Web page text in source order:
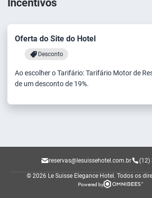
Incentivos
Oferta do Site do Hotel
Desconto
Ao escolher o Tarifário: Tarifário Motor de
de um desconto de 19%.
reservas@lesuissehotel.com.br (12)
© 2026 Le Suisse Elegance Hotel. Todos os
Powered by